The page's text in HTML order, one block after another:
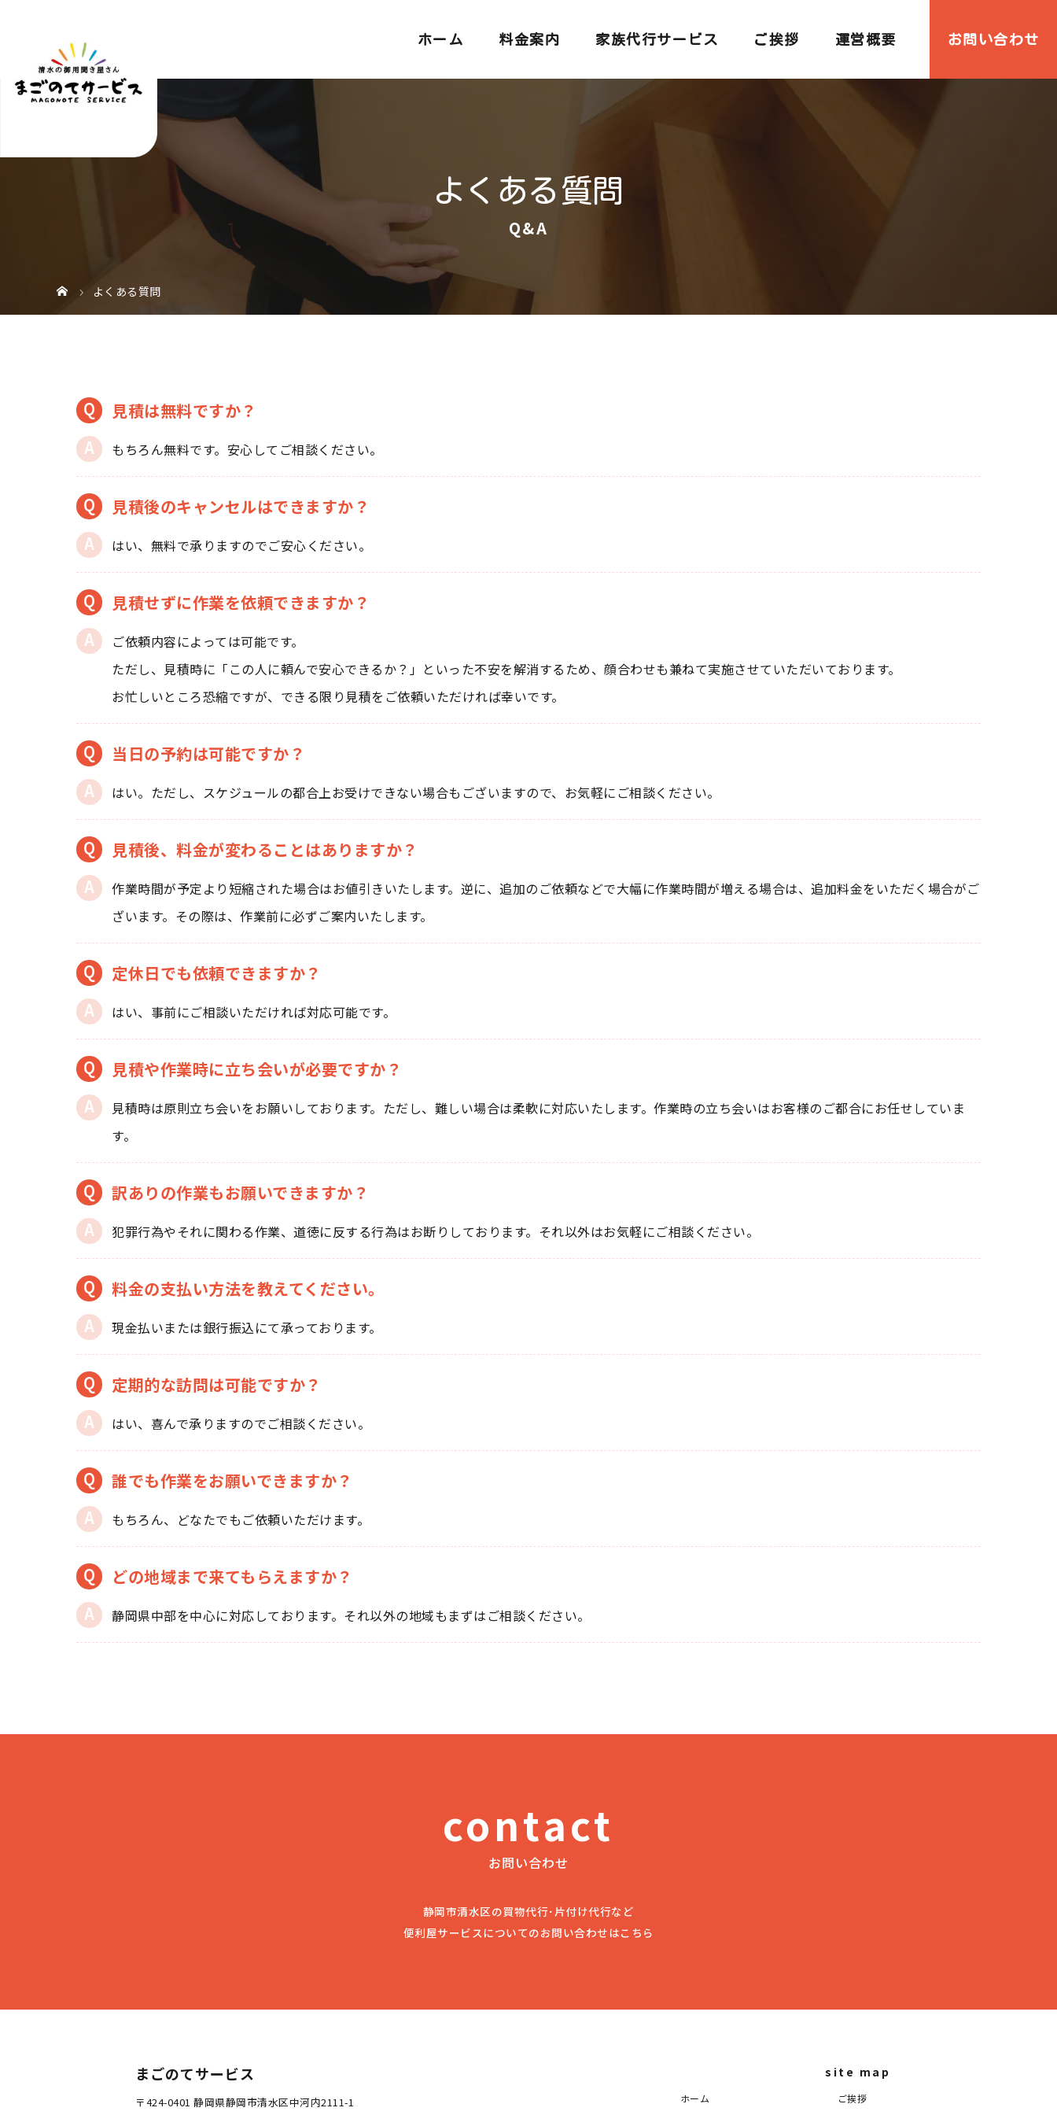
ホーム 料金案内 家族代行サービス ご挨拶 運営概要 お問い合わせ
よくある質問
Q&A
よくある質問
見積は無料ですか？
もちろん無料です。安心してご相談ください。
見積後のキャンセルはできますか？
はい、無料で承りますのでご安心ください。
見積せずに作業を依頼できますか？
ご依頼内容によっては可能です。
ただし、見積時に「この人に頼んで安心できるか？」といった不安を解消するため、顔合わせも兼ねて実施させていただいております。
お忙しいところ恐縮ですが、できる限り見積をご依頼いただければ幸いです。
当日の予約は可能ですか？
はい。ただし、スケジュールの都合上お受けできない場合もございますので、お気軽にご相談ください。
見積後、料金が変わることはありますか？
作業時間が予定より短縮された場合はお値引きいたします。逆に、追加のご依頼などで大幅に作業時間が増える場合は、追加料金をいただく場合がご
ざいます。その際は、作業前に必ずご案内いたします。
定休日でも依頼できますか？
はい、事前にご相談いただければ対応可能です。
見積や作業時に立ち会いが必要ですか？
見積時は原則立ち会いをお願いしております。ただし、難しい場合は柔軟に対応いたします。作業時の立ち会いはお客様のご都合にお任せしていま
す。
訳ありの作業もお願いできますか？
犯罪行為やそれに関わる作業、道徳に反する行為はお断りしております。それ以外はお気軽にご相談ください。
料金の支払い方法を教えてください。
現金払いまたは銀行振込にて承っております。
定期的な訪問は可能ですか？
はい、喜んで承りますのでご相談ください。
誰でも作業をお願いできますか？
もちろん、どなたでもご依頼いただけます。
どの地域まで来てもらえますか？
静岡県中部を中心に対応しております。それ以外の地域もまずはご相談ください。
contact
お問い合わせ
静岡市清水区の買物代行･片付け代行など
便利屋サービスについてのお問い合わせはこちら
まごのてサービス
〒424-0401 静岡県静岡市清水区中河内2111-1
site map
ホーム
ご挨拶